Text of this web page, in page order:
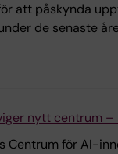
att påskynda
de senaste
nytt centrum
Centrum för AI-